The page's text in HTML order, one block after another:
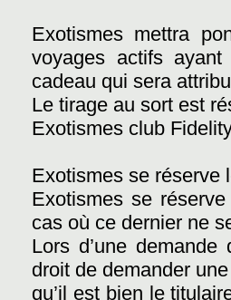
Exotismes mettra
voyages actifs
cadeau qui sera
Le tirage au sort est
Exotismes club
Exotismes se réserve
Exotismes se
cas où ce dernier ne
Lors d’une
droit de demander
qu’il est bien le